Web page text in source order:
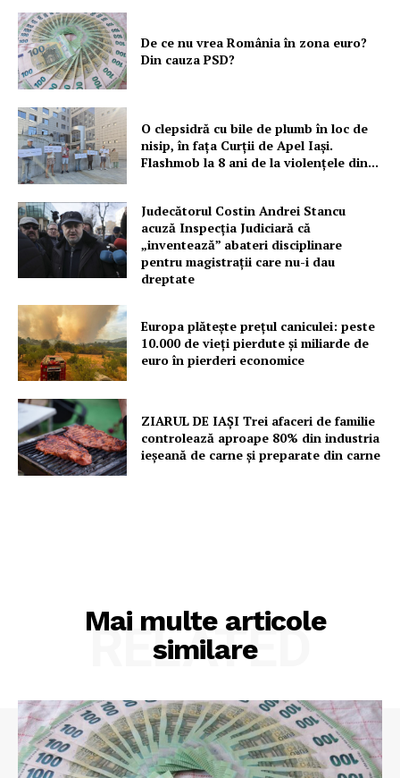
PRESShub
Despre noi / Echipa
Proiecte editoriale
Rețea
Contact
De ce nu vrea România în zona euro?
Din cauza PSD?
O clepsidră cu bile de plumb în loc de
nisip, în fața Curții de Apel Iași.
Flashmob la 8 ani de la violențele din...
Judecătorul Costin Andrei Stancu
acuză Inspecția Judiciară că
„inventează” abateri disciplinare
pentru magistrații care nu-i dau
dreptate
Europa plătește prețul caniculei: peste
10.000 de vieți pierdute și miliarde de
euro în pierderi economice
ZIARUL DE IAȘI Trei afaceri de familie
controlează aproape 80% din industria
ieșeană de carne și preparate din carne
Mai multe articole
similare
RELATED